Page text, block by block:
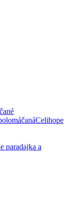
Celihope
paradajka a